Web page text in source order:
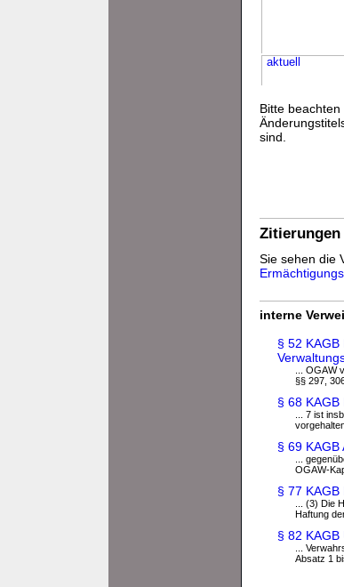
aktuell
Bitte
sind.
Zitierungen
Sie sehen die
interne
§ 52
... OGAW
§§ 297,
§ 68
... 7 ist
§ 69 KAGB
...
OGAW-
§ 77 KAGB
... (3) Die
Haftung
§ 82
...
Absatz 1